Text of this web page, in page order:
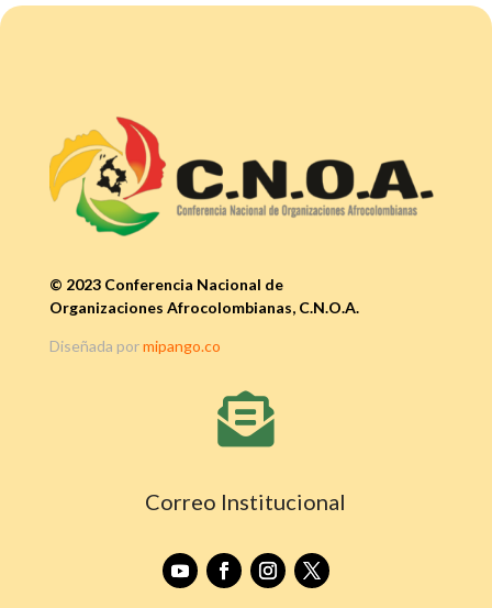
© 2023 Conferencia Nacional de
Organizaciones Afrocolombianas, C.N.O.A.
Diseñada pormipango.co

Correo Institucional